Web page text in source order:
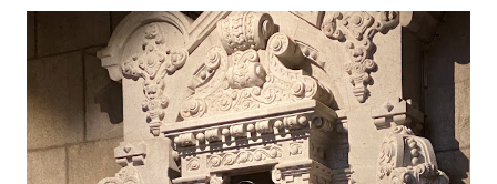
(2019.10.25) Feira Semanal em Viana do Castelo (2019.10.25)
Feira Semanal em Viana do Castelo (2019.10.25) Feira Semanal
em Viana do Castelo (2019.10.25) Feira Semanal em Viana do
Castelo (2019.10.25) Feira Semanal em Viana do Castelo
(2019.10.25)